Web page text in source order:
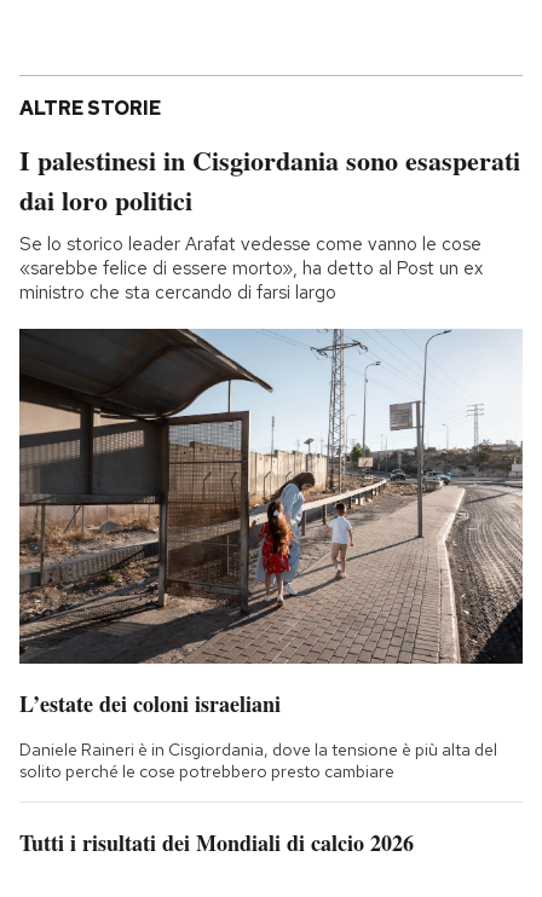
ALTRE STORIE
I palestinesi in Cisgiordania sono esasperati
dai loro politici
Se lo storico leader Arafat vedesse come vanno le cose
«sarebbe felice di essere morto», ha detto al Post un ex
ministro che sta cercando di farsi largo
L’estate dei coloni israeliani
Daniele Raineri è in Cisgiordania, dove la tensione è più alta del
solito perché le cose potrebbero presto cambiare
Tutti i risultati dei Mondiali di calcio 2026